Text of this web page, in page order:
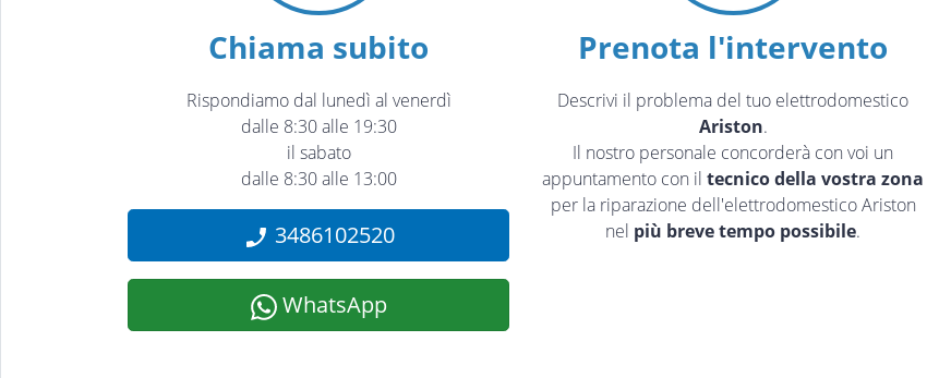
Chiama subito
Rispondiamo dal lunedì al venerdì
dalle 8:30 alle 19:30
il sabato
dalle 8:30 alle 13:00
3486102520
WhatsApp
Prenota l'intervento
Descrivi il problema del tuo elettrodomestico
Ariston.
Il nostro personale concorderà con voi un
appuntamento con il tecnico della vostra zona
per la riparazione dell'elettrodomestico Ariston
nel più breve tempo possibile.